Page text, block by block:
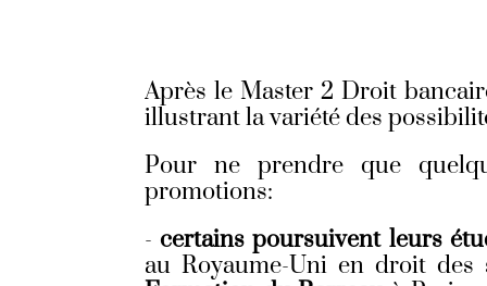
Après le Master 2 Droit
illustrant la variété des
Pour ne prendre que
promotions:
- certains poursuivent leurs
au Royaume-Uni en droit